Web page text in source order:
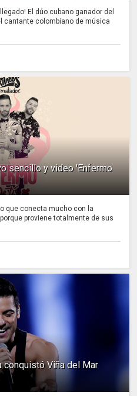
El dúo cubano ganador del
cantante colombiano de música
sencillo y video 'Enfermo
que conecta mucho con la
proviene totalmente de sus
conquistó Viña del Mar